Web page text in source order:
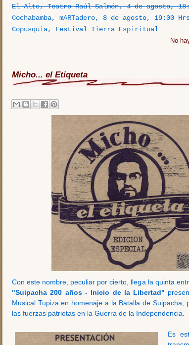
El Alto, Teatro Raúl Salmón, 4 de agosto,
Cochabamba, mARTadero, 8 de agosto, 19:00
Copusquia, Festival Tierra Espiritual
No
Micho... el Etiqueta
Con este nombre, peculiar por cierto, llega la quinta
"Suipacha 200 años - Inicio de la Libertad"
Musical Tupiza en homenaje a la Batalla de Suipacha,
las fuerzas patriotas en la Guerra de la Independencia.
Es